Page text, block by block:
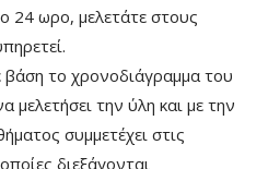
24 ωρο, μελετάτε στους
βάση το χρονοδιάγραμμα του
μελετήσει την ύλη και με την
συμμετέχει στις
διεξάγονται